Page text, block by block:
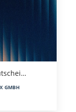
GMBH